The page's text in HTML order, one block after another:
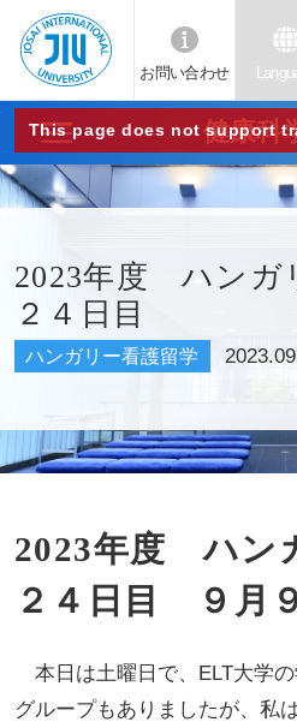
JIU
城西
国際
大学
お問い合わせ
This page does not support
健康科
2023年度 ハンガ
２４日目
ハンガリー看護留学
2023年度 ハン
２４日目 ９月
本日は土曜日で、ELT大学の
グループもありましたが、私